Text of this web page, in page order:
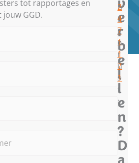
tot rapportages en
GGD.
e
r
b
e
l
l
e
n
?
D
n
s
g
e
r
u
s
t
:
2
4
7
1
1
7
1